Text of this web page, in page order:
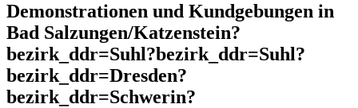
Demonstrationen und Kundgebungen in
Bad Salzungen/Katzenstein?
bezirk_ddr=Suhl?bezirk_ddr=Suhl?
bezirk_ddr=Dresden?
bezirk_ddr=Schwerin?